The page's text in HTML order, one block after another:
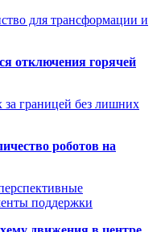
для трансформации и
отключения горячей
границей без лишних
роботов на
поддержки